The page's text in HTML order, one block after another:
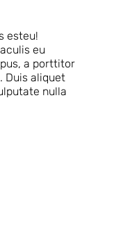
esteu!
eu
a porttitor
Duis aliquet
nulla